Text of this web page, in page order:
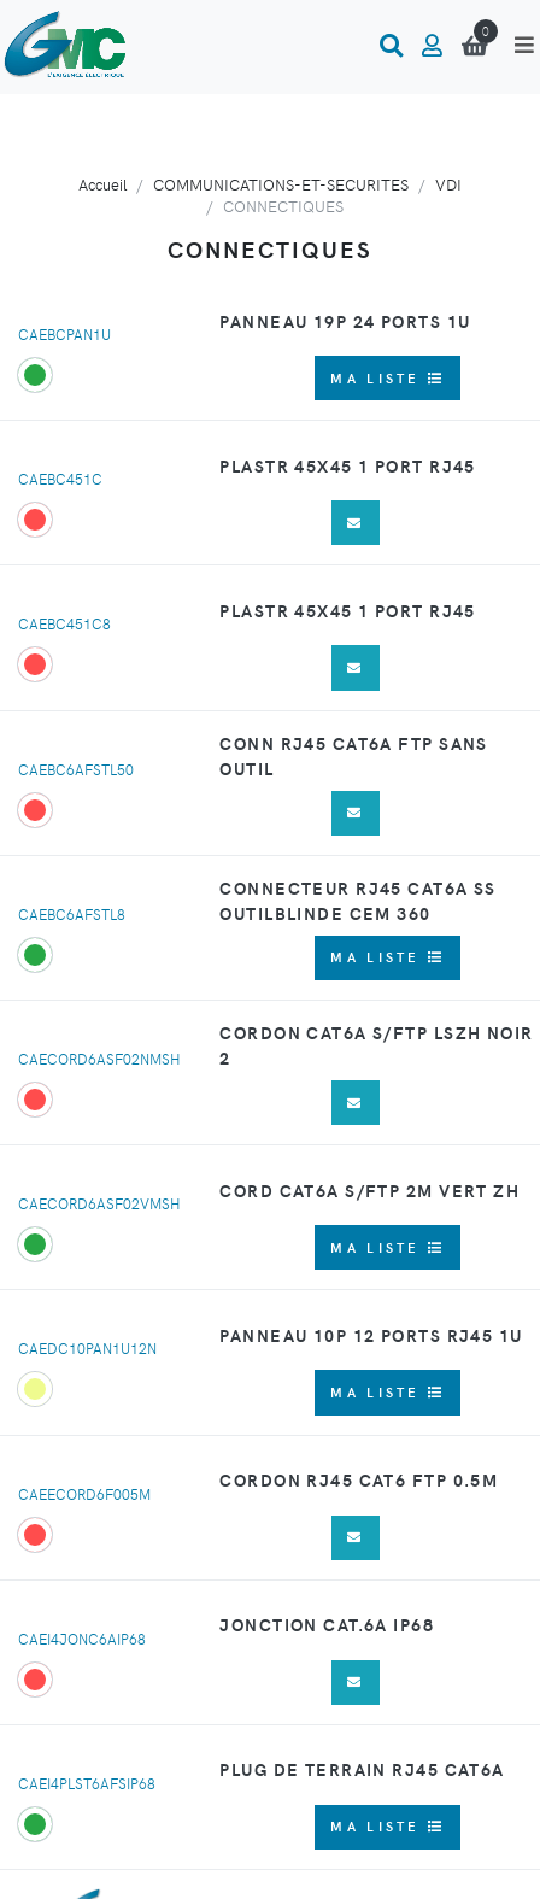
0
Accueil COMMUNICATIONS-ET-SECURITES
VDI
CONNECTIQUES
CONNECTIQUES
CAEBCPAN1U
PANNEAU 19P 24 PORTS 1U
MA LISTE
CAEBC451C
PLASTR 45X45 1 PORT RJ45
CAEBC451C8
PLASTR 45X45 1 PORT RJ45
CAEBC6AFSTL50
CONN RJ45 CAT6A FTP SANS
OUTIL
CAEBC6AFSTL8
CONNECTEUR RJ45 CAT6A SS
OUTILBLINDE CEM 360
MA LISTE
CAECORD6ASF02NMSH
CORDON CAT6A S/FTP LSZH NOIR
2
CAECORD6ASF02VMSH
CORD CAT6A S/FTP 2M VERT ZH
MA LISTE
CAEDC10PAN1U12N
PANNEAU 10P 12 PORTS RJ45 1U
MA LISTE
CAEECORD6F005M
CORDON RJ45 CAT6 FTP 0.5M
CAEI4JONC6AIP68
JONCTION CAT.6A IP68
CAEI4PLST6AFSIP68
PLUG DE TERRAIN RJ45 CAT6A
MA LISTE